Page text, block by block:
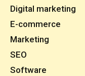
Digital marketing
E-commerce
Marketing
SEO
Software